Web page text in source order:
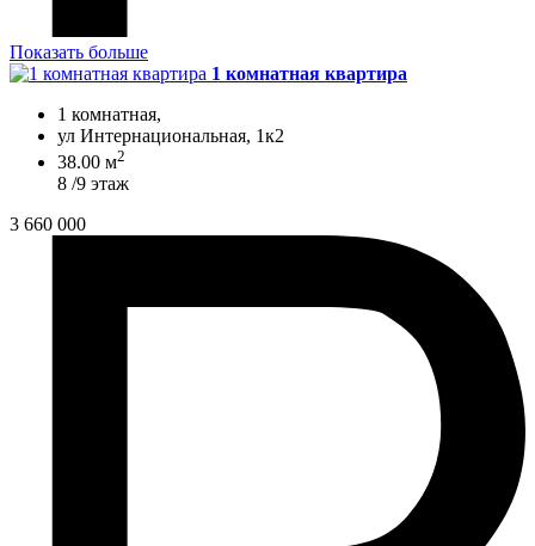
Показать больше
1 комнатная квартира
1 комнатная,
ул Интернациональная, 1к2
38.00 м2
8 /9 этаж
3 660 000